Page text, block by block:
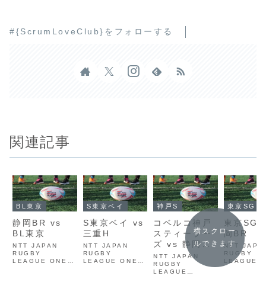
#{ScrumLoveClub}をフォローする
関連記事
BL東京
静岡BR vs
BL東京
NTT JAPAN
RUGBY
LEAGUE ONE
S東京ベイ
S東京ベイ vs
三重H
NTT JAPAN
RUGBY
LEAGUE ONE
神戸S
コベルコ神戸
スティーラー
ズ vs 静岡ブ
ルーレヴズ
NTT JAPAN
RUGBY
LEAGUE
東京SG
東京SG
岡BR
NTT
RUGBY
LEAGUE
横スクロー
ルできます